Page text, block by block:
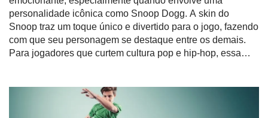
personalidade icônica como Snoop Dogg. A skin do
Snoop traz um toque único e divertido para o jogo, fazendo
com que seu personagem se destaque entre os demais.
Para jogadores que curtem cultura pop e hip-hop, essa